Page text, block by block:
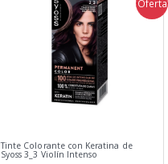
Oferta
Tinte Colorante con Keratina de
Syoss 3_3 Violín Intenso